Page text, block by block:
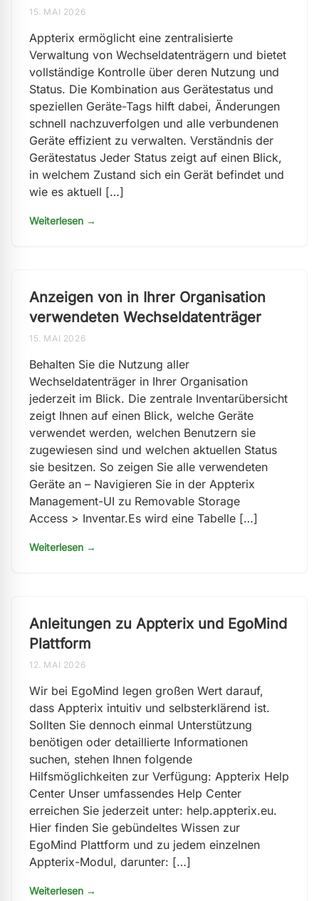
15. MAI 2026
Appterix ermöglicht eine zentralisierte
Verwaltung von Wechseldatenträgern und bietet
vollständige Kontrolle über deren Nutzung und
Status. Die Kombination aus Gerätestatus und
speziellen Geräte-Tags hilft dabei, Änderungen
schnell nachzuverfolgen und alle verbundenen
Geräte effizient zu verwalten. Verständnis der
Gerätestatus Jeder Status zeigt auf einen Blick,
in welchem Zustand sich ein Gerät befindet und
wie es aktuell […]
Weiterlesen →
Anzeigen von in Ihrer Organisation
verwendeten Wechseldatenträger
15. MAI 2026
Behalten Sie die Nutzung aller
Wechseldatenträger in Ihrer Organisation
jederzeit im Blick. Die zentrale Inventarübersicht
zeigt Ihnen auf einen Blick, welche Geräte
verwendet werden, welchen Benutzern sie
zugewiesen sind und welchen aktuellen Status
sie besitzen. So zeigen Sie alle verwendeten
Geräte an – Navigieren Sie in der Appterix
Management-UI zu Removable Storage
Access > Inventar.Es wird eine Tabelle […]
Weiterlesen →
Anleitungen zu Appterix und EgoMind
Plattform
12. MAI 2026
Wir bei EgoMind legen großen Wert darauf,
dass Appterix intuitiv und selbsterklärend ist.
Sollten Sie dennoch einmal Unterstützung
benötigen oder detaillierte Informationen
suchen, stehen Ihnen folgende
Hilfsmöglichkeiten zur Verfügung: Appterix Help
Center Unser umfassendes Help Center
erreichen Sie jederzeit unter: help.appterix.eu.
Hier finden Sie gebündeltes Wissen zur
EgoMind Plattform und zu jedem einzelnen
Appterix-Modul, darunter: […]
Weiterlesen →